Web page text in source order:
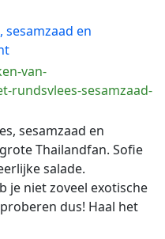
sesamzaad en
van-
rundsvlees-sesamzaad-
sesamzaad en
Thailandfan. Sofie
salade.
je niet zoveel exotische
dus! Haal het